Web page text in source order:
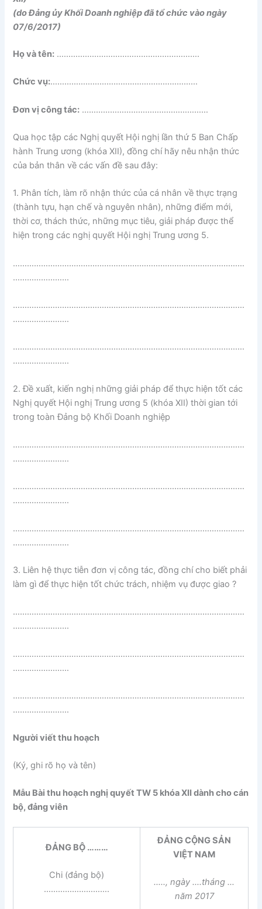
(do Đảng ủy Khối Doanh nghiệp đã tổ chức vào ngày
07/6/2017)
Họ và tên: …………………………………………………….
Chức vụ:………………………………………………………
Đơn vị công tác: ………………………………………………
Qua học tập các Nghị quyết Hội nghị lần thứ 5 Ban Chấp
hành Trung ương (khóa XII), đồng chí hãy nêu nhận thức
của bản thân về các vấn đề sau đây:
1. Phân tích, làm rõ nhận thức của cá nhân về thực trạng
(thành tựu, hạn chế và nguyên nhân), những điểm mới,
thời cơ, thách thức, những mục tiêu, giải pháp được thể
hiện trong các nghị quyết Hội nghị Trung ương 5.
………………………………………………………………………………………
……………………
………………………………………………………………………………………
……………………
………………………………………………………………………………………
……………………
2. Đề xuất, kiến nghị những giải pháp để thực hiện tốt các
Nghị quyết Hội nghị Trung ương 5 (khóa XII) thời gian tới
trong toàn Đảng bộ Khối Doanh nghiệp
………………………………………………………………………………………
……………………
………………………………………………………………………………………
……………………
………………………………………………………………………………………
……………………
3. Liên hệ thực tiễn đơn vị công tác, đồng chí cho biết phải
làm gì để thực hiện tốt chức trách, nhiệm vụ được giao ?
………………………………………………………………………………………
……………………
………………………………………………………………………………………
……………………
………………………………………………………………………………………
……………………
Người viết thu hoạch
(Ký, ghi rõ họ và tên)
Mẫu Bài thu hoạch nghị quyết TW 5 khóa XII dành cho cán
bộ, đảng viên
ĐẢNG BỘ ………
Chi (đảng bộ)
……………………….
ĐẢNG CỘNG SẢN
VIỆT NAM
….., ngày ….tháng …
năm 2017